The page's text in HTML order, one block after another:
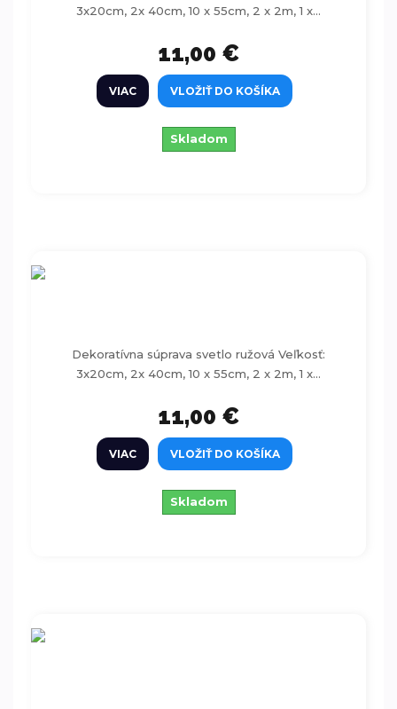
3x20cm, 2x 40cm, 10 x 55cm, 2 x 2m, 1 x...
11,00 €
VIAC VLOŽIŤ DO KOŠÍKA
Skladom
Dekoratívna súprava svetlo ružová Veľkosť:
3x20cm, 2x 40cm, 10 x 55cm, 2 x 2m, 1 x...
11,00 €
VIAC VLOŽIŤ DO KOŠÍKA
Skladom